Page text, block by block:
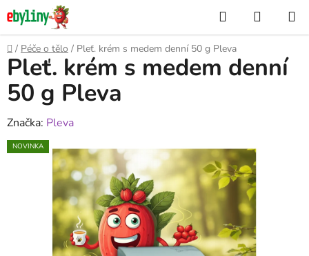
Přejít
na
obsah
Hledat
KOŠÍK
Domů
/ Péče o tělo / Pleť. krém s medem denní 50 g Pleva
Pleť. krém s medem denní
50 g Pleva
Značka: Pleva
NOVINKA